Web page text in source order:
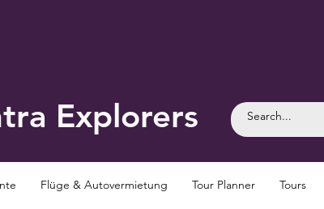
Explorers
Flüge & Autovermietung Tour Planner Tours